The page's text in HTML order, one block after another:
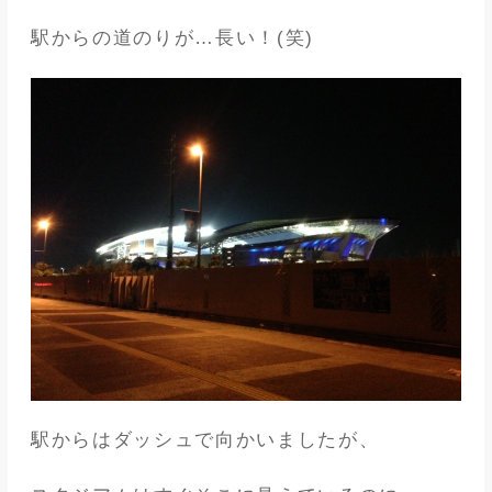
駅からの道のりが…長い！(笑)
駅からはダッシュで向かいましたが、